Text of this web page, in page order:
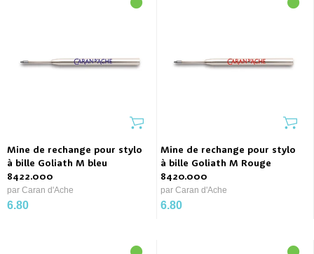
Mine de rechange pour stylo
à bille Goliath M bleu
8422.000
par Caran d'Ache
6.80
Mine de rechange pour stylo
à bille Goliath M Rouge
8420.000
par Caran d'Ache
6.80